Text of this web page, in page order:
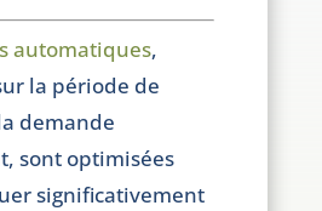
automatiques,
la période de
demande
sont optimisées
significativement